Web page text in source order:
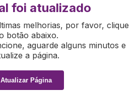
foi atualizado
melhorias, por favor, clique
botão abaixo.
aguarde alguns minutos e
a página.
Atualizar Página